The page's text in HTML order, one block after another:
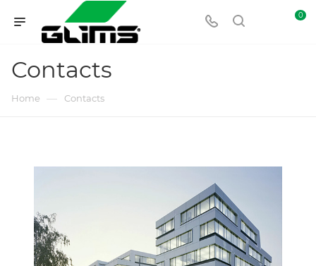
0
Contacts
Home — Contacts